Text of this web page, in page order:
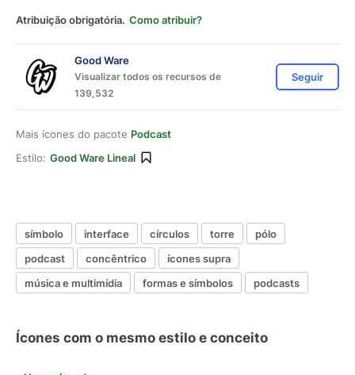
Atribuição obrigatória. Como atribuir?
Good Ware
Visualizar todos os recursos de
139,532
Seguir
Mais ícones do pacote Podcast
Estilo: Good Ware Lineal
símbolo interface círculos torre
pólo
podcast
concêntrico
ícones supra
música e multimídia
formas e símbolos podcasts
Ícones com o mesmo estilo e conceito